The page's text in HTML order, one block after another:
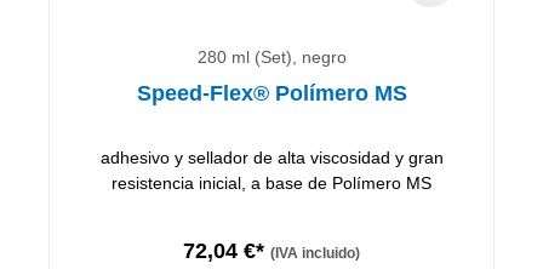
280 ml (Set), negro
Speed-Flex® Polímero MS
adhesivo y sellador de alta viscosidad y gran
resistencia inicial, a base de Polímero MS
72,04 €* (IVA incluido)